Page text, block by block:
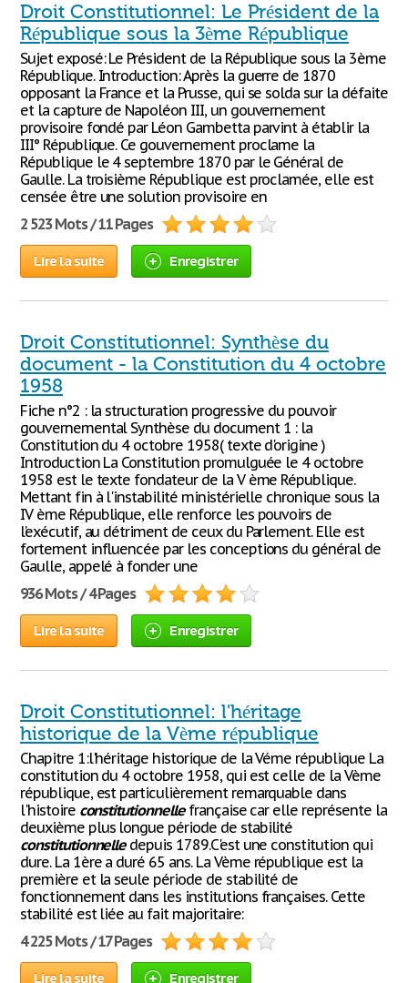
Droit Constitutionnel: Le Président de la
République sous la 3ème République
Sujet exposé: Le Président de la République sous la 3ème
République. Introduction: Après la guerre de 1870
opposant la France et la Prusse, qui se solda sur la défaite
et la capture de Napoléon III, un gouvernement
provisoire fondé par Léon Gambetta parvint à établir la
III° République. Ce gouvernement proclame la
République le 4 septembre 1870 par le Général de
Gaulle. La troisième République est proclamée, elle est
censée être une solution provisoire en
2 523 Mots / 11 Pages
Lire la suite Enregistrer
Droit Constitutionnel: Synthèse du
document - la Constitution du 4 octobre
1958
Fiche n°2 : la structuration progressive du pouvoir
gouvernemental Synthèse du document 1 : la
Constitution du 4 octobre 1958( texte d'origine )
Introduction La Constitution promulguée le 4 octobre
1958 est le texte fondateur de la V ème République.
Mettant fin à l'instabilité ministérielle chronique sous la
IV ème République, elle renforce les pouvoirs de
l’exécutif, au détriment de ceux du Parlement. Elle est
fortement influencée par les conceptions du général de
Gaulle, appelé à fonder une
936 Mots / 4 Pages
Lire la suite Enregistrer
Droit Constitutionnel: l'héritage
historique de la Vème république
Chapitre 1:l'héritage historique de la Véme république La
constitution du 4 octobre 1958, qui est celle de la Vème
république, est particulièrement remarquable dans
l'histoire constitutionnellefrançaise car elle représente la
deuxième plus longue période de stabilité
constitutionnelledepuis 1789.C'est une constitution qui
dure. La 1ère a duré 65 ans. La Vème république est la
première et la seule période de stabilité de
fonctionnement dans les institutions françaises. Cette
stabilité est liée au fait majoritaire:
4 225 Mots / 17 Pages
Lire la suite Enregistrer